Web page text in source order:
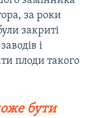
за роки
закриті
і
плоди такого
бути